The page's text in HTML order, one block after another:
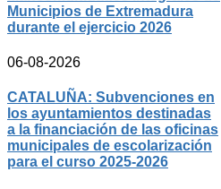
Municipios de Extremadura
durante el ejercicio 2026
06-08-2026
CATALUÑA: Subvenciones en
los ayuntamientos destinadas
a la financiación de las oficinas
municipales de escolarización
para el curso 2025-2026